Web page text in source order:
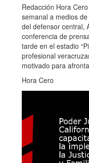
Redacción Hora
semanal a medios
del defensor central,
conferencia de
tarde en el estadio
profesional
motivado para
Hora Cero